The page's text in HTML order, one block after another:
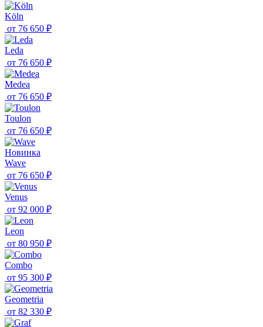
Köln
от 76 650 ₽
Leda
от 76 650 ₽
Medea
от 76 650 ₽
Toulon
от 76 650 ₽
Новинка
Wave
от 76 650 ₽
Venus
от 92 000 ₽
Leon
от 80 950 ₽
Combo
от 95 300 ₽
Geometria
от 82 330 ₽